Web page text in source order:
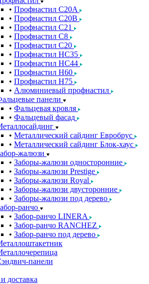
Профнастил С20A
Профнастил С20B
Профнастил С21
Профнастил С8
Профнастил С20
Профнастил НС35
Профнастил НС44
Профнастил Н60
Профнастил Н75
Алюминиевый профнастил
панели
Фальцевая кровля
Фальцевый фасад
Металлический сайдинг Евробрус
Металлический сайдинг Блок-хаус
жалюзи
Заборы-жалюзи односторонние
Заборы-жалюзи Prestige
Заборы-жалюзи Royal
Заборы-жалюзи двусторонние
Заборы-жалюзи под дерево
ранчо
Забор-ранчо LINERA
Забор-ранчо RANCHEZ
Забор-ранчо под дерево
панели
доставка